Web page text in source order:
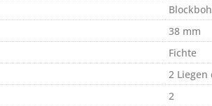
38 mm
Fichte
2
2